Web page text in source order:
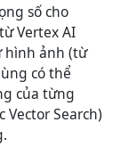
số cho
Vertex AI
hình ảnh (từ
có thể
của từng
Search)